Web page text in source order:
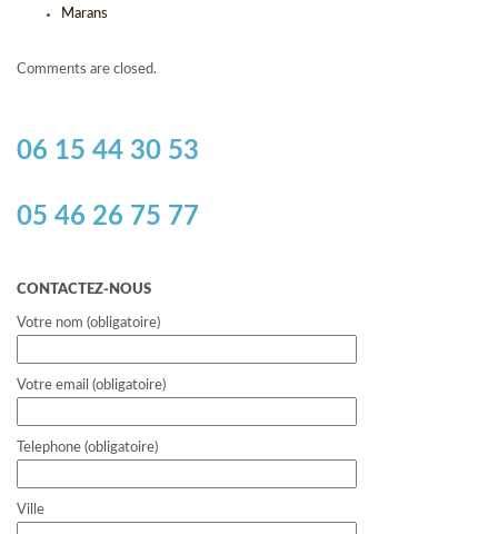
Marans
Comments are closed.
06 15 44 30 53
05 46 26 75 77
CONTACTEZ-NOUS
Votre nom (obligatoire)
Votre email (obligatoire)
Telephone (obligatoire)
Ville